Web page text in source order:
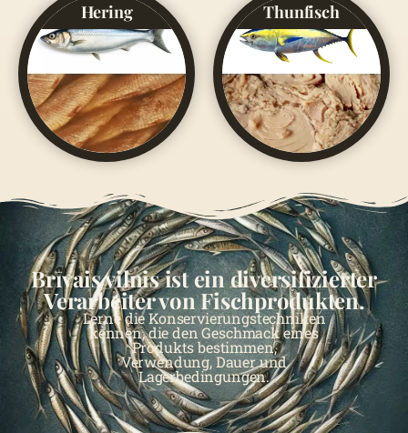
Hering Thunfisch
Brīvais vilnis ist ein diversifizierter
Verarbeiter von Fischprodukten.
Lerne die Konservierungstechniken
kennen, die den Geschmack eines
Produkts bestimmen,
Verwendung, Dauer und
Lagerbedingungen.